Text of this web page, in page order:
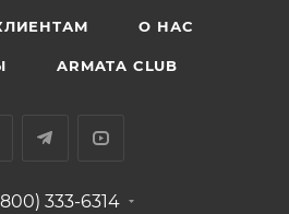
О НАС
ARMATA CLUB
333-6314